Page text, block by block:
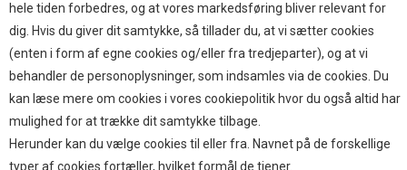
hele tiden forbedres, og at vores markedsføring bliver relevant for
dig. Hvis du giver dit samtykke, så tillader du, at vi sætter cookies
(enten i form af egne cookies og/eller fra tredjeparter), og at vi
behandler de personoplysninger, som indsamles via de cookies. Du
kan læse mere om cookies i vores cookiepolitik hvor du også altid har
mulighed for at trække dit samtykke tilbage.
Herunder kan du vælge cookies til eller fra. Navnet på de forskellige
typer af cookies fortæller, hvilket formål de tjener.
HOKAMIX
HVALPESTART RAIZUP
Thule hundbure
GRAU
STARMARK
VARIOCAGE-MIMSAFE